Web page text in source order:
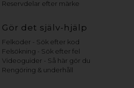
Reservdelar efter märke
Gör det själv-hjälp
Felkoder - Sök efter kod
Felsökning - Sök efter fel
Videoguider - Så här gör du
Rengöring & underhåll